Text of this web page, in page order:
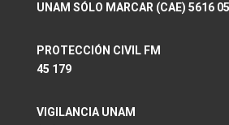
UNAM SÓLO MARCAR (CAE) 5616
PROTECCIÓN CIVIL FM
45 179
VIGILANCIA UNAM